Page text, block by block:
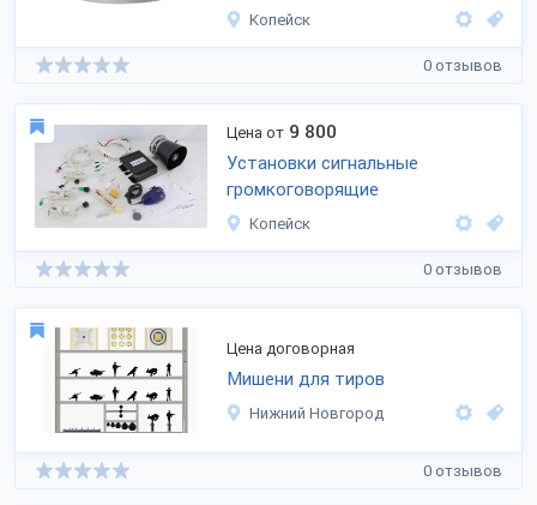
Копейск
0 отзывов
Цена от 9 800
Установки сигнальные
громкоговорящие
Копейск
0 отзывов
Цена договорная
Мишени для тиров
Нижний Новгород
0 отзывов